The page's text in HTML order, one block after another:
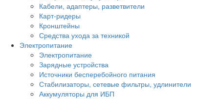
Кабели, адаптеры, разветвители
Карт-ридеры
Кронштейны
Средства ухода за техникой
Электропитание
Электропитание
Зарядные устройства
Источники бесперебойного питания
Стабилизаторы, сетевые фильтры, удлинители
Аккумуляторы для ИБП